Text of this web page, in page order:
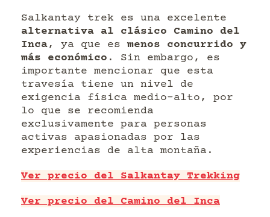
Salkantay trek es una excelente
alternativa al clásico Camino del
Inca, ya que es menos concurrido y
más económico . Sin embargo, es
importante mencionar que esta
travesía tiene un nivel de
exigencia física medio-alto, por
lo que se recomienda
exclusivamente para personas
activas apasionadas por las
experiencias de alta montaña.
Ver precio del Salkantay Trekking
Ver precio del Camino del Inca